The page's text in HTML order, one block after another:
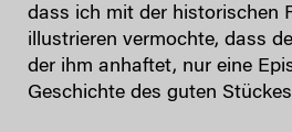
dass ich mit der historischen
illustrieren vermochte, dass
der ihm anhaftet, nur eine
Geschichte des guten